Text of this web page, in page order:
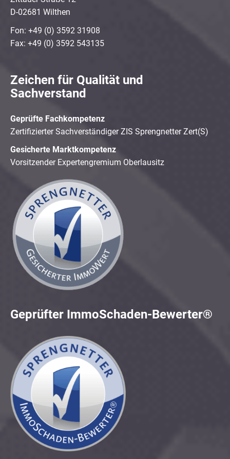
D-02681 Wilthen
Fon: +49 (0) 3592 31908
Fax: +49 (0) 3592 543135
Zeichen für Qualität und
Sachverstand
Geprüfte Fachkompetenz
Zertifizierter Sachverständiger ZIS Sprengnetter Zert(S)
Gesicherte Marktkompetenz
Vorsitzender Expertengremium Oberlausitz
Geprüfter ImmoSchaden-Bewerter®